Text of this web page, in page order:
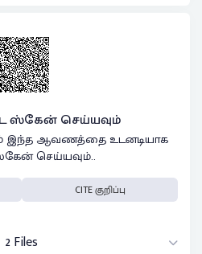
ஸ்கேன் செய்யவும்
இந்த ஆவணத்தை உடனடியாக
செய்யவும்..
CITE குறிப்பு
2 Files